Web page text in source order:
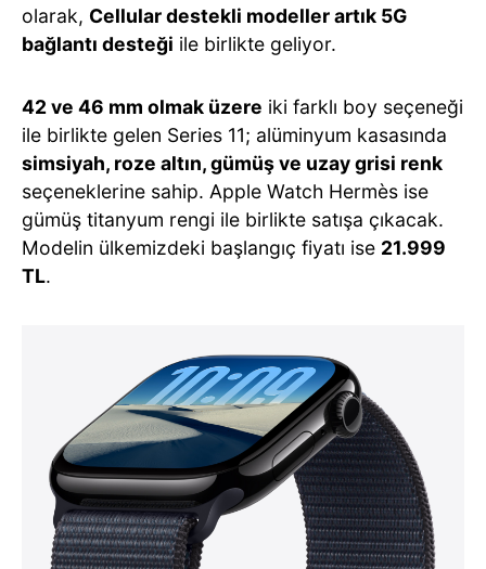
olarak, Cellular destekli modeller artık 5G
bağlantı desteği ile birlikte geliyor.
42 ve 46 mm olmak üzere iki farklı boy seçeneği
ile birlikte gelen Series 11; alüminyum kasasında
simsiyah, roze altın, gümüş ve uzay grisi renk
seçeneklerine sahip. Apple Watch Hermès ise
gümüş titanyum rengi ile birlikte satışa çıkacak.
Modelin ülkemizdeki başlangıç fiyatı ise 21.999
TL.